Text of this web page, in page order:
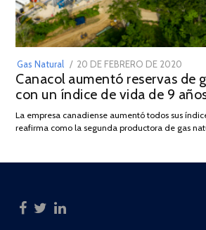
Gas Natural
POSTED
ON
20 DE FEBRERO DE 2020
DE
JULIO
2025
Canacol aumentó reservas de
con un índice de vida de 9
La empresa canadiense aumentó todos sus
reafirma como la segunda productora de gas